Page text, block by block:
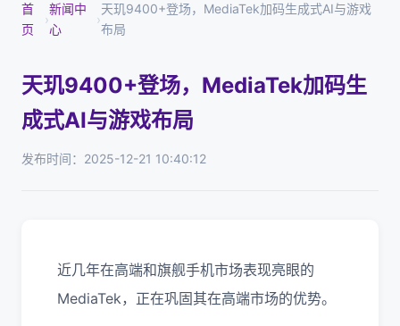
首
页
›
新闻中
心
›
天玑9400+登场，MediaTek加码生成式AI与游戏
布局
天玑9400+登场，MediaTek加码生
成式AI与游戏布局
发布时间：2025-12-21 10:40:12
近几年在高端和旗舰手机市场表现亮眼的
MediaTek，正在巩固其在高端市场的优势。